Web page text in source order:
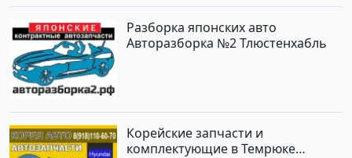
Разборка японских авто
Авторазборка №2 Тлюстенхабль
Корейские запчасти и
комплектующие в Темрюке